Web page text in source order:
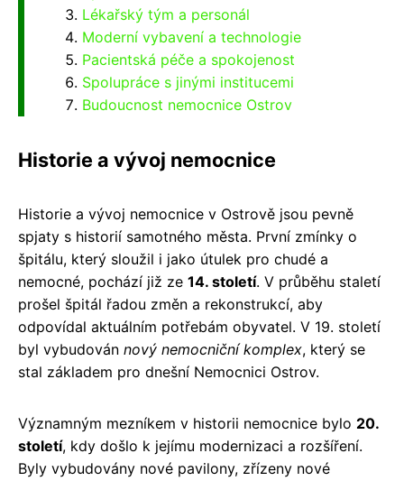
Lékařský tým a personál
Moderní vybavení a technologie
Pacientská péče a spokojenost
Spolupráce s jinými institucemi
Budoucnost nemocnice Ostrov
Historie a vývoj nemocnice
Historie a vývoj nemocnice v Ostrově jsou pevně
spjaty s historií samotného města. První zmínky o
špitálu, který sloužil i jako útulek pro chudé a
nemocné, pochází již ze 14. století. V průběhu staletí
prošel špitál řadou změn a rekonstrukcí, aby
odpovídal aktuálním potřebám obyvatel. V 19. století
byl vybudován nový nemocniční komplex, který se
stal základem pro dnešní Nemocnici Ostrov.
Významným mezníkem v historii nemocnice bylo 20.
století, kdy došlo k jejímu modernizaci a rozšíření.
Byly vybudovány nové pavilony, zřízeny nové